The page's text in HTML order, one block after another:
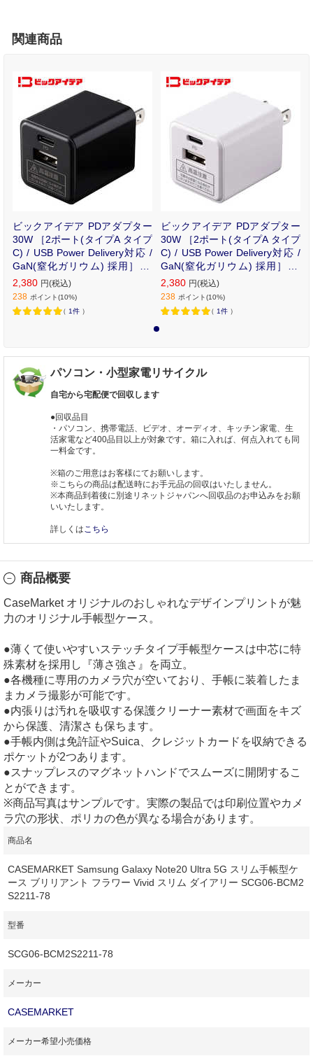
関連商品
ビックアイデア PDアダプター
30W ［2ポート(タイプA タイプ
C) / USB Power Delivery対応 /
GaN(窒化ガリウム) 採用］ ブ
ラック BIT-ACPD302AK
2,380 円(税込)
238 ポイント(10%)
（ 1件 ）
ビックアイデア PDアダプター
30W ［2ポート(タイプA タイプ
C) / USB Power Delivery対応 /
GaN(窒化ガリウム) 採用］ ホ
ワイト BIT-ACPD302AW
2,380 円(税込)
238 ポイント(10%)
（ 1件 ）
パソコン・小型家電リサイクル
自宅から宅配便で回収します
●回収品目
・パソコン、携帯電話、ビデオ、オーディオ、キッチン家電、生
活家電など400品目以上が対象です。箱に入れば、何点入れても同
一料金です。
※箱のご用意はお客様にてお願いします。
※こちらの商品は配送時にお手元品の回収はいたしません。
※本商品到着後に別途リネットジャパンへ回収品のお申込みをお願
いいたします。
詳しくはこちら
商品概要
CaseMarket オリジナルのおしゃれなデザインプリントが魅
力のオリジナル手帳型ケース。
●薄くて使いやすいステッチタイプ手帳型ケースは中芯に特
殊素材を採用し『薄さ強さ』を両立。
●各機種に専用のカメラ穴が空いており、手帳に装着したま
まカメラ撮影が可能です。
●内張りは汚れを吸収する保護クリーナー素材で画面をキズ
から保護、清潔さも保ちます。
●手帳内側は免許証やSuica、クレジットカードを収納できる
ポケットが2つあります。
●スナップレスのマグネットハンドでスムーズに開閉するこ
とができます。
※商品写真はサンプルです。実際の製品では印刷位置やカメ
ラ穴の形状、ポリカの色が異なる場合があります。
商品名
CASEMARKET Samsung Galaxy Note20 Ultra 5G スリム手帳型ケ
ース ブリリアント フラワー Vivid スリム ダイアリー SCG06-BCM2
S2211-78
型番
SCG06-BCM2S2211-78
メーカー
CASEMARKET
メーカー希望小売価格